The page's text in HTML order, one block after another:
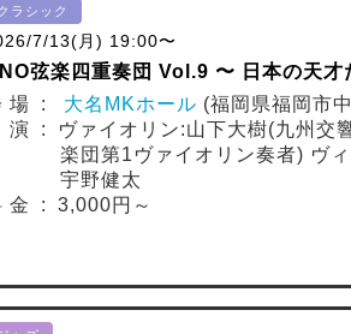
ラシック
7/13(月) 19:00〜
弦楽四重奏団 Vol.9 〜 日本の天才
場 : 大名MKホール (福岡県福岡市
演 : ヴァイオリン:山下大樹(九州交
楽団第1ヴァイオリン奏者) ヴ
宇野健太
金 : 3,000円～